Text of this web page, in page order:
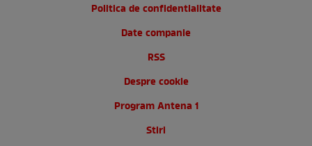
Politica de confidentialitate
Date companie
RSS
Despre cookie
Program Antena 1
Stiri